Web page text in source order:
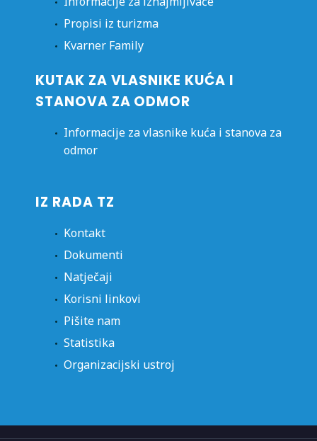
Propisi iz turizma
Kvarner Family
KUTAK ZA VLASNIKE KUĆA I
STANOVA ZA ODMOR
Informacije za vlasnike kuća i stanova za
odmor
IZ RADA TZ
Kontakt
Dokumenti
Natječaji
Korisni linkovi
Pišite nam
Statistika
Organizacijski ustroj